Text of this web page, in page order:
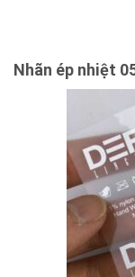
Nhãn ép nhiệt